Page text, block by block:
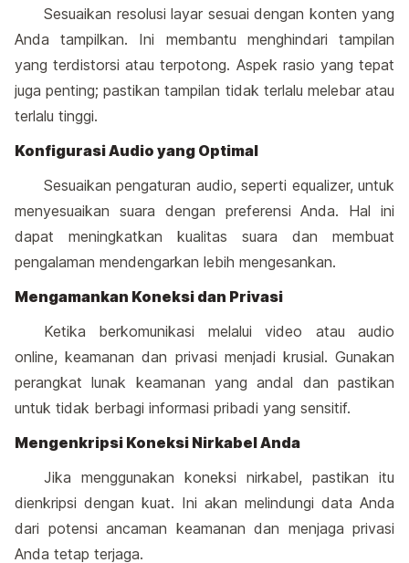
Sesuaikan resolusi layar sesuai dengan konten yang
Anda tampilkan. Ini membantu menghindari tampilan
yang terdistorsi atau terpotong. Aspek rasio yang tepat
juga penting; pastikan tampilan tidak terlalu melebar atau
terlalu tinggi.
Konfigurasi Audio yang Optimal
Sesuaikan pengaturan audio, seperti equalizer, untuk
menyesuaikan suara dengan preferensi Anda. Hal ini
dapat meningkatkan kualitas suara dan membuat
pengalaman mendengarkan lebih mengesankan.
Mengamankan Koneksi dan Privasi
Ketika berkomunikasi melalui video atau audio
online, keamanan dan privasi menjadi krusial. Gunakan
perangkat lunak keamanan yang andal dan pastikan
untuk tidak berbagi informasi pribadi yang sensitif.
Mengenkripsi Koneksi Nirkabel Anda
Jika menggunakan koneksi nirkabel, pastikan itu
dienkripsi dengan kuat. Ini akan melindungi data Anda
dari potensi ancaman keamanan dan menjaga privasi
Anda tetap terjaga.